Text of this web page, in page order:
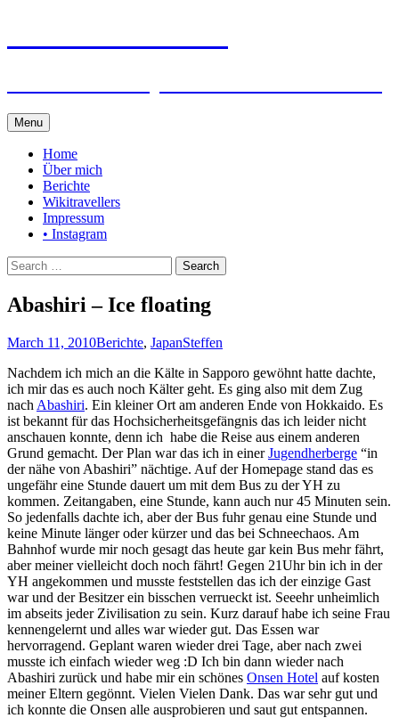
Menu Skip
to
content
Home
Über mich
Berichte
Wikitravellers
Impressum
• Instagram
Search
for:
Abashiri – Ice floating
March 11, 2010Berichte, JapanSteffen
Nachdem ich mich an die Kälte in Sapporo gewöhnt hatte dachte,
ich mir das es auch noch Kälter geht. Es ging also mit dem Zug
nach Abashiri. Ein kleiner Ort am anderen Ende von Hokkaido. Es
ist bekannt für das Hochsicherheitsgefängnis das ich leider nicht
anschauen konnte, denn ich habe die Reise aus einem anderen
Grund gemacht. Der Plan war das ich in einerJugendherberge “in
der nähe von Abashiri” nächtige. Auf der Homepage stand das es
ungefähr eine Stunde dauert um mit dem Bus zu der YH zu
kommen. Zeitangaben, eine Stunde, kann auch nur 45 Minuten sein.
So jedenfalls dachte ich, aber der Bus fuhr genau eine Stunde und
keine Minute länger oder kürzer und das bei Schneechaos. Am
Bahnhof wurde mir noch gesagt das heute gar kein Bus mehr fährt,
aber meiner vielleicht doch noch fährt! Gegen 21Uhr bin ich in der
YH angekommen und musste feststellen das ich der einzige Gast
war und der Besitzer ein bisschen verrueckt ist. Seeehr unheimlich
im abseits jeder Zivilisation zu sein. Kurz darauf habe ich seine Frau
kennengelernt und alles war wieder gut. Das Essen war
hervorragend. Geplant waren wieder drei Tage, aber nach zwei
musste ich einfach wieder weg :D Ich bin dann wieder nach
Abashiri zurück und habe mir ein schönes Onsen Hotel auf kosten
meiner Eltern gegönnt. Vielen Vielen Dank. Das war sehr gut und
ich konnte die Onsen alle ausprobieren und saut gut entspannen.